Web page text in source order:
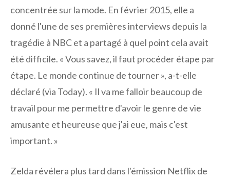
concentrée sur la mode. En février 2015, elle a
donné l'une de ses premières interviews depuis la
tragédie à NBC et a partagé à quel point cela avait
été difficile. « Vous savez, il faut procéder étape par
étape. Le monde continue de tourner », a-t-elle
déclaré (via Today). « Il va me falloir beaucoup de
travail pour me permettre d'avoir le genre de vie
amusante et heureuse que j'ai eue, mais c'est
important. »
Zelda révélera plus tard dans l'émission Netflix de